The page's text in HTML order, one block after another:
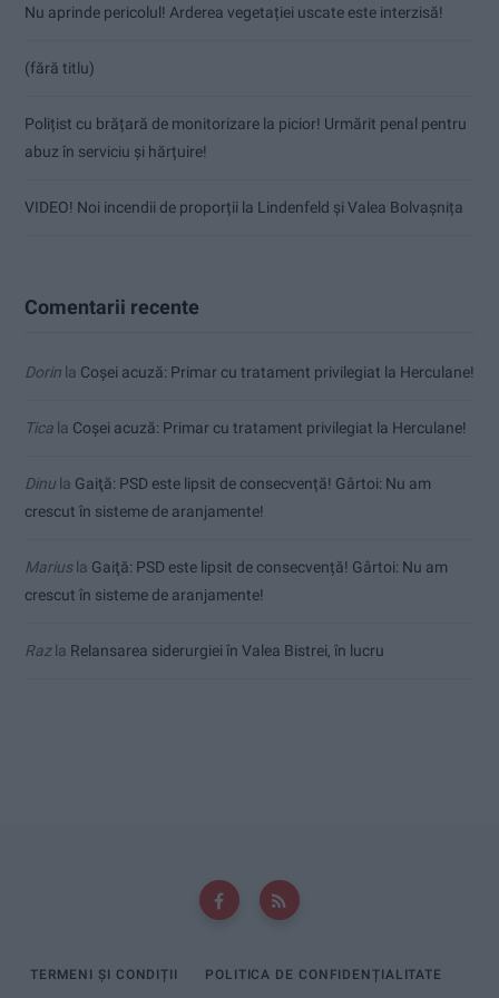
Nu aprinde pericolul! Arderea vegetației uscate este interzisă!
(fără titlu)
Polițist cu brățară de monitorizare la picior! Urmărit penal pentru
abuz în serviciu și hărțuire!
VIDEO! Noi incendii de proporții la Lindenfeld și Valea Bolvașnița
Comentarii recente
Dorin la Coșei acuză: Primar cu tratament privilegiat la Herculane!
Tica la Coșei acuză: Primar cu tratament privilegiat la Herculane!
Dinu la Gaiţă: PSD este lipsit de consecvență! Gârtoi: Nu am
crescut în sisteme de aranjamente!
Mariusla Gaiţă: PSD este lipsit de consecvență! Gârtoi: Nu am
crescut în sisteme de aranjamente!
Razla Relansarea siderurgiei în Valea Bistrei, în lucru
TERMENI ȘI CONDIȚII POLITICA DE CONFIDENȚIALITATE